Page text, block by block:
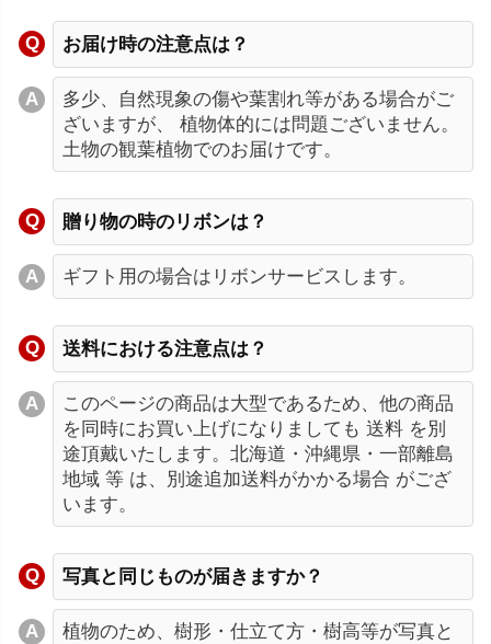
お届け時の注意点は？
多少、自然現象の傷や葉割れ等がある場合がご
ざいますが、 植物体的には問題ございません。
土物の観葉植物でのお届けです。
贈り物の時のリボンは？
ギフト用の場合はリボンサービスします。
送料における注意点は？
このページの商品は大型であるため、他の商品
を同時にお買い上げになりましても 送料 を別
途頂戴いたします。北海道・沖縄県・一部離島
地域 等 は、別途追加送料がかかる場合 がござ
います。
写真と同じものが届きますか？
植物のため、樹形・仕立て方・樹高等が写真と